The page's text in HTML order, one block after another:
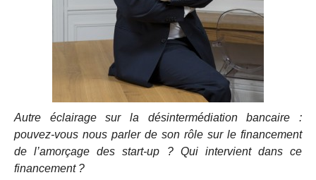
Autre éclairage sur la désintermédiation bancaire :
pouvez-vous nous parler de son rôle sur le financement
de l’amorçage des start-up ? Qui intervient dans ce
financement ?